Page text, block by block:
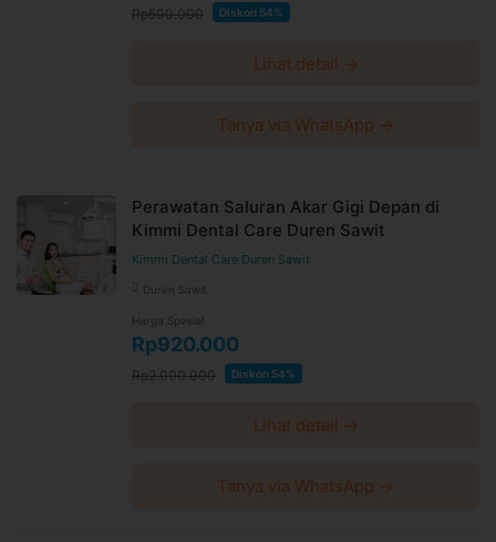
Rp500.000 Diskon 54%
Lihat detail →
Tanya via WhatsApp →
Perawatan Saluran Akar Gigi Depan di
Kimmi Dental Care Duren Sawit
Kimmi Dental Care Duren Sawit
Duren Sawit
Harga Spesial
Rp920.000
Rp2.000.000 Diskon 54%
Lihat detail →
Tanya via WhatsApp →